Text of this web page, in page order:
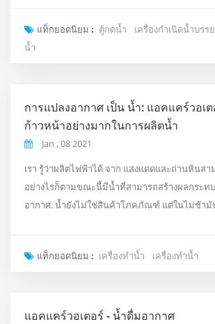
ท่อ; สิ่งที่จำเป็นคือปลั๊กไฟ เต้ารับ แอคแคร์วอเตอ
ผลิตน้ำเย็นและน้ำร้อน น้ำ. เป็นม...
แท็กยอดนิยม : ตู้กดน้ำ เครื่องกำเนิดน้ำบรร
น้ำ
การแปลงอากาศ เป็น น้ำ: แอคแคร์วอเ
ก้าวหน้าอย่างมากในการผลิตน้ำ
Jan , 08 2021
เรา รู้ว่าผลิตไฟฟ้าได้ จาก แสงแดดและถ่านหินสา
อย่างไรก็ตามขณะนี้มีน้ำที่สามารถสร้างผลกระทบ
อากาศ. น้ำยังไม่ใช่สินค้าโภคภัณฑ์ แต่ในไม่ช้ามั
กำเนิดไฟฟ้าที่สามารถผลิตน้ำ จาก บรรยากาศโดย
แท็กยอดนิยม : เครื่องทำน้ำ เครื่องทำน้ำ
แอคแคร์วอเตอร์ - น้ำดื่มอากาศ